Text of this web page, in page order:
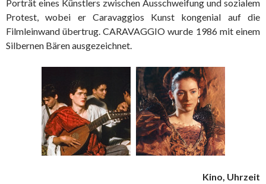
Porträt eines Künstlers zwischen Ausschweifung und sozialem
Protest, wobei er Caravaggios Kunst kongenial auf die
Filmleinwand übertrug. CARAVAGGIO wurde 1986 mit einem
Silbernen Bären ausgezeichnet.
Kino, Uhrzeit